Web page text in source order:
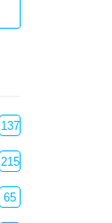
137
215
65